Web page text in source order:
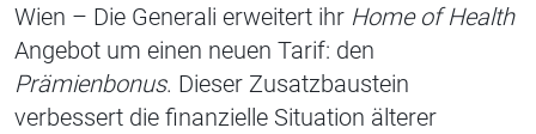
Wien – Die Generali erweitert ihr Home of Health
Angebot um einen neuen Tarif: den
Prämienbonus. Dieser Zusatzbaustein
verbessert die finanzielle Situation älterer